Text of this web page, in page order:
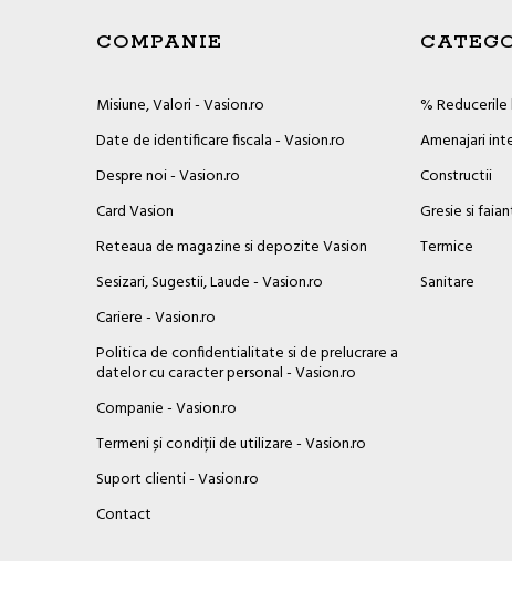
COMPANIE
Misiune, Valori - Vasion.ro
Date de identificare fiscala - Vasion.ro
Despre noi - Vasion.ro
Card Vasion
Reteaua de magazine si depozite Vasion
Sesizari, Sugestii, Laude - Vasion.ro
Cariere - Vasion.ro
Politica de confidentialitate si de prelucrare a
datelor cu caracter personal - Vasion.ro
Companie - Vasion.ro
Termeni și condiții de utilizare - Vasion.ro
Suport clienti - Vasion.ro
Contact
% Reducerile
Amenajari
Constructii
Gresie si
Termice
Sanitare